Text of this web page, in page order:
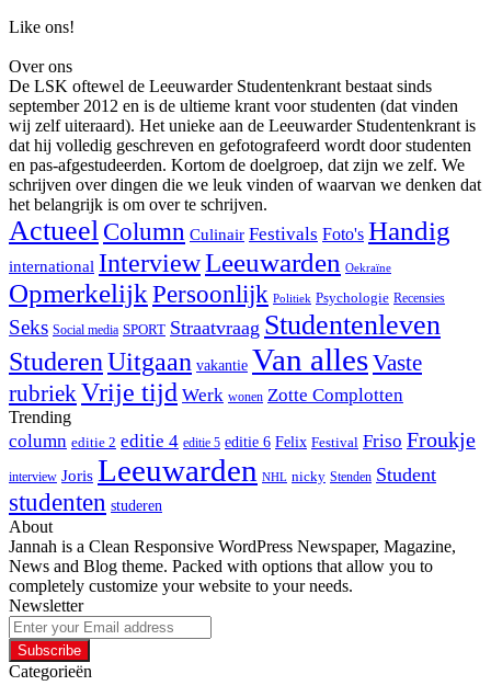
Like ons!
Over ons
De LSK oftewel de Leeuwarder Studentenkrant bestaat sinds
september 2012 en is de ultieme krant voor studenten (dat vinden
wij zelf uiteraard). Het unieke aan de Leeuwarder Studentenkrant is
dat hij volledig geschreven en gefotografeerd wordt door studenten
en pas-afgestudeerden. Kortom de doelgroep, dat zijn we zelf. We
schrijven over dingen die we leuk vinden of waarvan we denken dat
het belangrijk is om over te schrijven.
Actueel Column Culinair Festivals Foto's Handig
international InterviewLeeuwarden Oekraïne
OpmerkelijkPersoonlijk Politiek Psychologie Recensies
Seks Social media SPORT Straatvraag Studentenleven
StuderenUitgaan vakantie Van allesVaste
rubriekVrije tijd Werk wonen Zotte Complotten
Trending
column editie 2 editie 4 editie 5 editie 6 Felix Festival Friso Froukje
interview Joris Leeuwarden NHL nicky Stenden Student
studenten studeren
About
Jannah is a Clean Responsive WordPress Newspaper, Magazine,
News and Blog theme. Packed with options that allow you to
completely customize your website to your needs.
Newsletter
Enter
your
Email
address
Categorieën